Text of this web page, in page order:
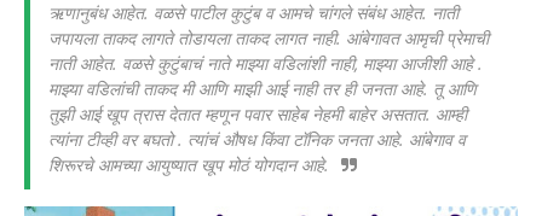
ऋणानुबंध आहेत. वळसे पाटील कुटुंब व आमचे चांगले संबंध आहेत. नाती
जपायला ताकद लागते तोडायला ताकद लागत नाही. आंबेगावत आमृची प्रेमाची
नाती आहेत. वळसे कुटुंबाचं नाते माझ्या वडिलांशी नाही, माझ्या आजीशी आहे .
माझ्या वडिलांची ताकद मी आणि माझी आई नाही तर ही जनता आहे. तू आणि
तुझी आई खूप त्रास देतात म्हणून पवार साहेब नेहमी बाहेर असतात. आम्ही
त्यांना टीव्ही वर बघतो . त्यांचं औषध किंवा टॉनिक जनता आहे. आंबेगाव व
शिरूरचे आमच्या आयुष्यात खूप मोठं योगदान आहे.